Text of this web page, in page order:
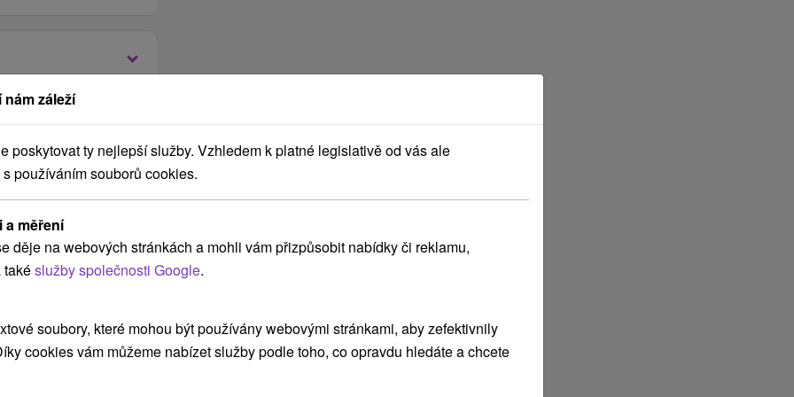
Spa pro
z cen vstupů pro
7:00 - 9:00 hod,
- 14:00 hod a
při léčebném domě
během vašeho
záleží
poskytovat ty nejlepší služby. Vzhledem k platné legislativě od vás ale
používáním souborů cookies.
a měření
děje na webových stránkách a mohli vám přizpůsobit nabídky či reklamu,
takéslužby společnosti Google.
soubory, které mohou být používány webovými stránkami, aby zefektivnily
cookies vám můžeme nabízet služby podle toho, co opravdu hledáte a chcete